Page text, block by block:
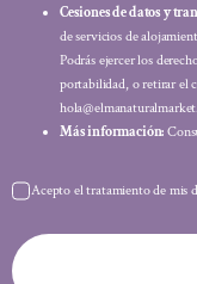
Cesiones de datos y
de servicios de
Podrás ejercer los
portabilidad, o retirar el
Más información:
Acepto el tratamiento de mis